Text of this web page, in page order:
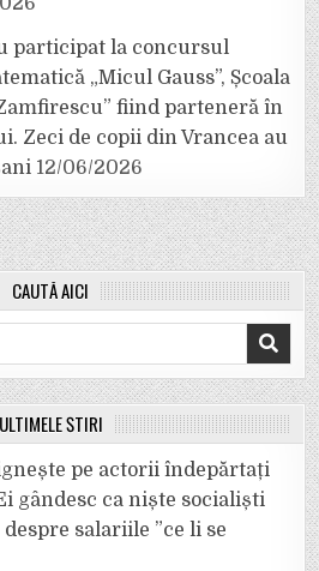
participat la concursul
„Micul Gauss”, Școala
fiind parteneră în
Zeci de copii din Vrancea au
12/06/2026
CAUTĂ AICI
ULTIMELE ȘTIRI
pe actorii îndepărtați
gândesc ca niște socialiști
salariile ”ce li se